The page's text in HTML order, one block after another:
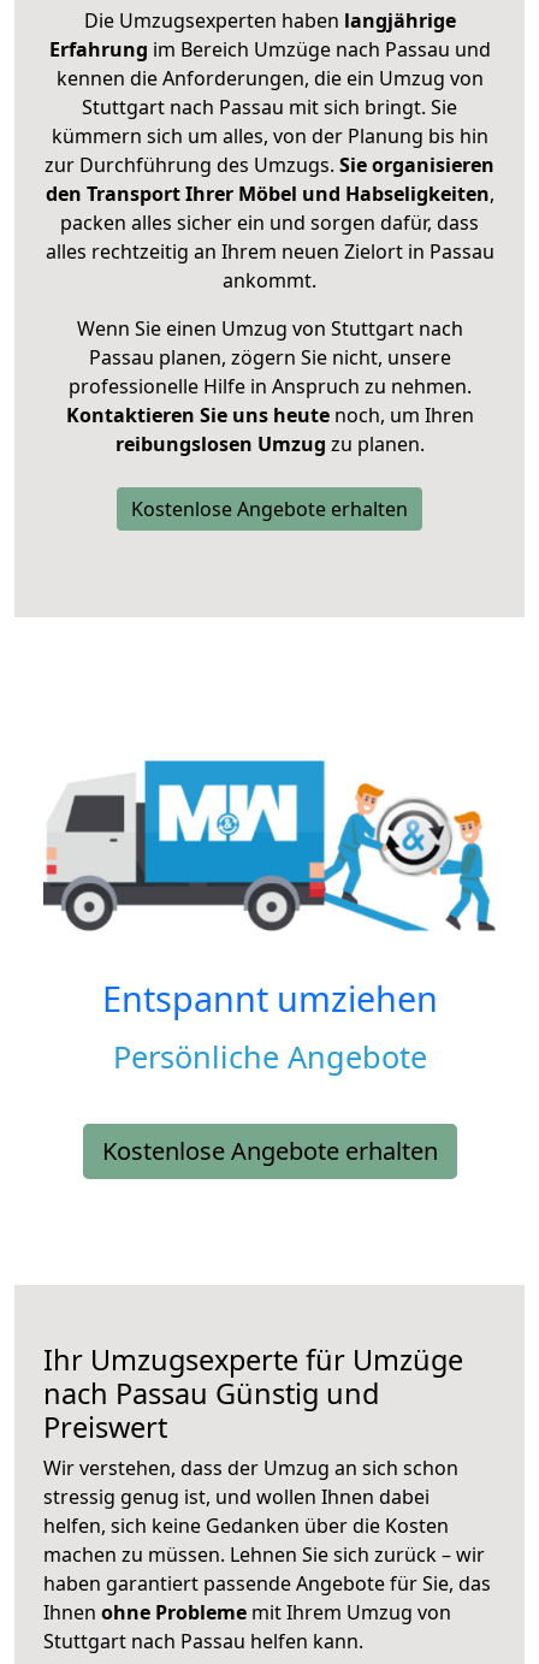
Die Umzugsexperten haben langjährige
Erfahrung im Bereich Umzüge nach Passau und
kennen die Anforderungen, die ein Umzug von
Stuttgart nach Passau mit sich bringt. Sie
kümmern sich um alles, von der Planung bis hin
zur Durchführung des Umzugs. Sie organisieren
den Transport Ihrer Möbel und Habseligkeiten,
packen alles sicher ein und sorgen dafür, dass
alles rechtzeitig an Ihrem neuen Zielort in Passau
ankommt.
Wenn Sie einen Umzug von Stuttgart nach
Passau planen, zögern Sie nicht, unsere
professionelle Hilfe in Anspruch zu nehmen.
Kontaktieren Sie uns heutenoch, um Ihren
reibungslosen Umzug zu planen.
Kostenlose Angebote erhalten
Entspannt umziehen
Persönliche Angebote
Kostenlose Angebote erhalten
Ihr Umzugsexperte für Umzüge
nach Passau Günstig und
Preiswert
Wir verstehen, dass der Umzug an sich schon
stressig genug ist, und wollen Ihnen dabei
helfen, sich keine Gedanken über die Kosten
machen zu müssen. Lehnen Sie sich zurück – wir
haben garantiert passende Angebote für Sie, das
Ihnen ohne Probleme mit Ihrem Umzug von
Stuttgart nach Passau helfen kann.